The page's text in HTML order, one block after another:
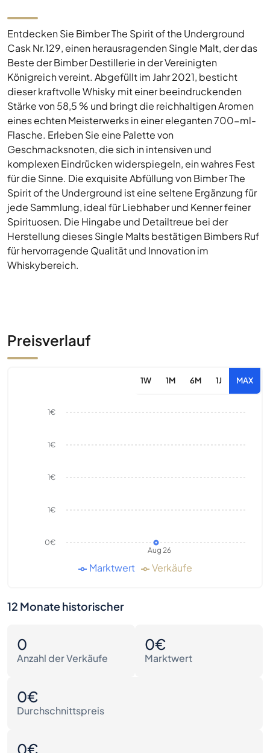
Entdecken Sie Bimber The Spirit of the Underground
Cask Nr.129, einen herausragenden Single Malt, der das
Beste der Bimber Destillerie in der Vereinigten
Königreich vereint. Abgefüllt im Jahr 2021, besticht
dieser kraftvolle Whisky mit einer beeindruckenden
Stärke von 58,5 % und bringt die reichhaltigen Aromen
eines echten Meisterwerks in einer eleganten 700-ml-
Flasche. Erleben Sie eine Palette von
Geschmacksnoten, die sich in intensiven und
komplexen Eindrücken widerspiegeln, ein wahres Fest
für die Sinne. Die exquisite Abfüllung von Bimber The
Spirit of the Underground ist eine seltene Ergänzung für
jede Sammlung, ideal für Liebhaber und Kenner feiner
Spirituosen. Die Hingabe und Detailtreue bei der
Herstellung dieses Single Malts bestätigen Bimbers Ruf
für hervorragende Qualität und Innovation im
Whiskybereich.
Preisverlauf
1W 1M 6M 1J MAX
Aug 26
0€
1€
1€
1€
1€
Marktwert Verkäufe
12 Monate historischer
0
Anzahl der Verkäufe
0€
Marktwert
0€
Durchschnittspreis
0€